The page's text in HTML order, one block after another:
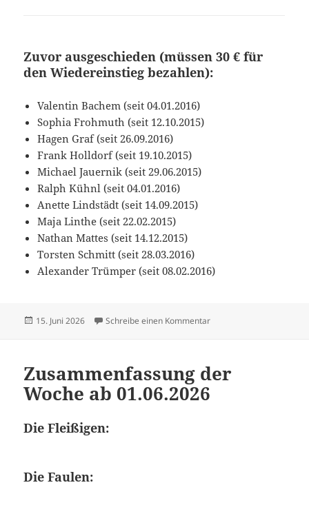
Zuvor ausgeschieden (müssen 30 € für
den Wiedereinstieg bezahlen):
Valentin Bachem (seit 04.01.2016)
Sophia Frohmuth (seit 12.10.2015)
Hagen Graf (seit 26.09.2016)
Frank Holldorf (seit 19.10.2015)
Michael Jauernik (seit 29.06.2015)
Ralph Kühnl (seit 04.01.2016)
Anette Lindstädt (seit 14.09.2015)
Maja Linthe (seit 22.02.2015)
Nathan Mattes (seit 14.12.2015)
Torsten Schmitt (seit 28.03.2016)
Alexander Trümper (seit 08.02.2016)
Veröffentlicht
15. Juni 2026 Schreibe einen Kommentarzu Zusammenfassung
Zusammenfassung der
Woche ab 01.06.2026
Die Fleißigen:
Die Faulen: